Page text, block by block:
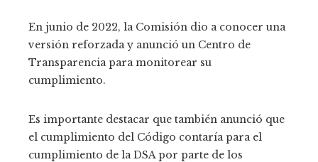
En junio de 2022, la Comisión dio a conocer una
versión reforzada y anunció un Centro de
Transparencia para monitorear su
cumplimiento.
Es importante destacar que también anunció que
el cumplimiento del Código contaría para el
cumplimiento de la DSA por parte de los